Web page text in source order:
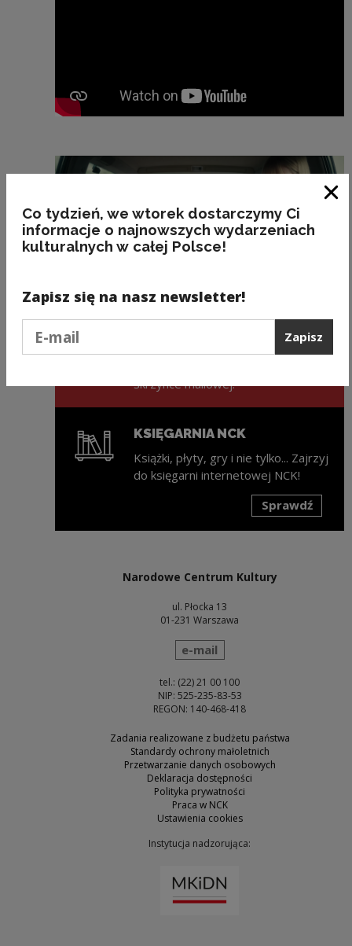
NCK
skrzynce mailowej!
KSIĘGARNIA NCK
Książki, płyty, gry i nie tylko... Zajrzyj
do księgarni internetowej NCK!
Sprawdź
Narodowe Centrum Kultury
ul. Płocka 13
01-231 Warszawa
wyślij wiadomość
e-mail
tel.: (22) 21 00 100
NIP: 525-235-83-53
REGON: 140-468-418
Zadania realizowane z budżetu państwa
Standardy ochrony małoletnich
Przetwarzanie danych osobowych
Deklaracja dostępności
Polityka prywatności
Praca w NCK
Ustawienia cookies
Instytucja nadzorująca:
Co tydzień, we wtorek dostarczymy Ci
informacje o najnowszych wydarzeniach
kulturalnych w całej Polsce!
Zapisz się na nasz newsletter!
Zapisz